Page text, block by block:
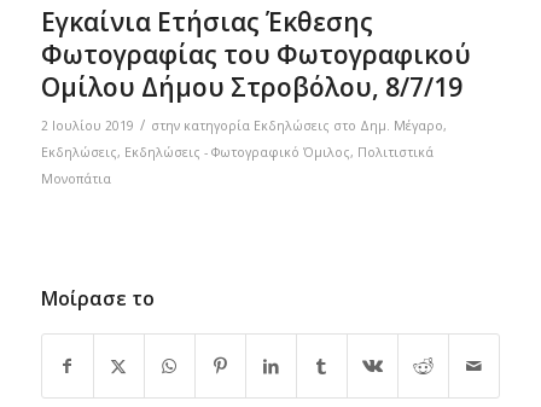
Εγκαίνια Ετήσιας Έκθεσης
Φωτογραφίας του Φωτογραφικού
Ομίλου Δήμου Στροβόλου, 8/7/19
2 Ιουλίου 2019 / στην κατηγορία Eκδηλώσεις στο Δημ. Mέγαρο,
Εκδηλώσεις, Εκδηλώσεις - Φωτογραφικό Όμιλος, Πολιτιστικά
Μονοπάτια
Μοίρασε το